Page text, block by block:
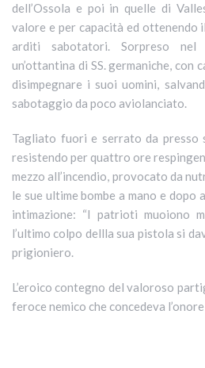
dell’Ossola e poi in quelle di
valore e per capacità ed ottenendo
arditi sabotatori. Sorpreso nel
un’ottantina di SS. germaniche, con
disimpegnare i suoi uomini,
sabotaggio da poco aviolanciato.
Tagliato fuori e serrato da presso
resistendo per quattro ore
mezzo all’incendio, provocato da
le sue ultime bombe a mano e
intimazione: “I patrioti muoiono
l’ultimo colpo dellla sua pistola si
prigioniero.
L’eroico contegno del valoroso
feroce nemico che concedeva